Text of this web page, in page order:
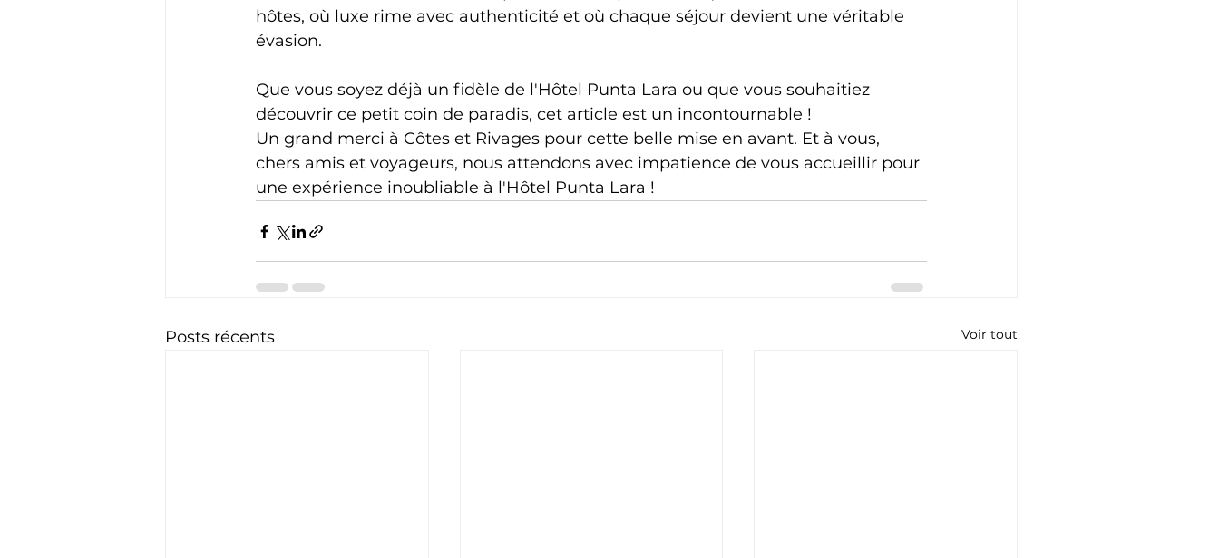
hôtes, où luxe rime avec authenticité et où chaque séjour devient une véritable
évasion.
Que vous soyez déjà un fidèle de l'Hôtel Punta Lara ou que vous souhaitiez
découvrir ce petit coin de paradis, cet article est un incontournable !
Un grand merci à Côtes et Rivages pour cette belle mise en avant. Et à vous,
chers amis et voyageurs, nous attendons avec impatience de vous accueillir pour
une expérience inoubliable à l'Hôtel Punta Lara !
Posts récents Voir tout